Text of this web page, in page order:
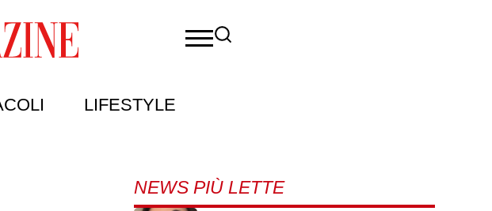
LIFESTYLE
NEWS PIÙ LETTE